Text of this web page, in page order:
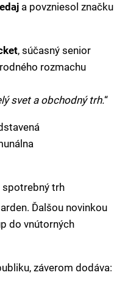
a povzniesol značku
, súčasný senior
rozmachu
svet a obchodný trh.“
spotrebný trh
Ďalšou novinkou
do vnútorných
záverom dodáva: